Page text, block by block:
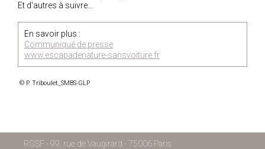
Et d'autres à suivre…
En savoir plus :
Communiqué de presse
www.escapadenature-sansvoiture.fr
© P. Triboulet_SMBS-GLP
RGSF - 99, rue de Vaugirard - 75006 Paris